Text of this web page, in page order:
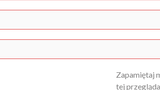
Zapamiętaj
tej